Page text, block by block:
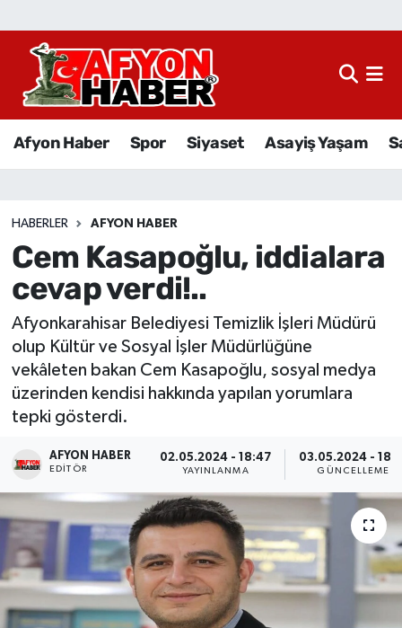
Afyon Haber Spor Siyaset Asayiş Yaşam
HABERLER AFYON HABER
Cem Kasapoğlu, iddialara
cevap verdi!..
Afyonkarahisar Belediyesi Temizlik İşleri Müdürü
olup Kültür ve Sosyal İşler Müdürlüğüne
vekâleten bakan Cem Kasapoğlu, sosyal medya
üzerinden kendisi hakkında yapılan yorumlara
tepki gösterdi.
AFYON HABER
EDITÖR
02.05.2024 - 18:47
YAYINLANMA
03.05.2024 -
GÜNCELLEME
Afyon Haber
Sağlık
Eğitim
Sivil Toplum
Ekonomi